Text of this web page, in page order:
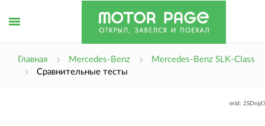
Главная Mercedes-Benz
Mercedes-Benz SLK-Class
Сравнительные тесты
erid: